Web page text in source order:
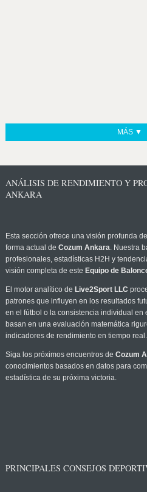
MÁS ▼
ANÁLISIS DE RENDIMIENTO Y
ANKARA
Esta sección ofrece una visión profunda
forma actual de Cozum Ankara. Nuestra
profesionales, estadísticas H2H y
visión completa de este Equipo de
El motor analítico de Live2Sport LLC
patrones que influyen en los resultados
en el fútbol o la consistencia individual en
basan en una evaluación matemática
indicadores de rendimiento en tiempo real.
Siga los próximos encuentros de Cozum
conocimientos basados en datos para
estadística de su próxima victoria.
PRINCIPALES CONSEJOS